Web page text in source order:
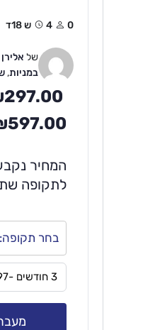
0 4ש 18ד
של אלירן
במניות,
297.00
597.00
המחיר
לתקופה
בחר תקופה: